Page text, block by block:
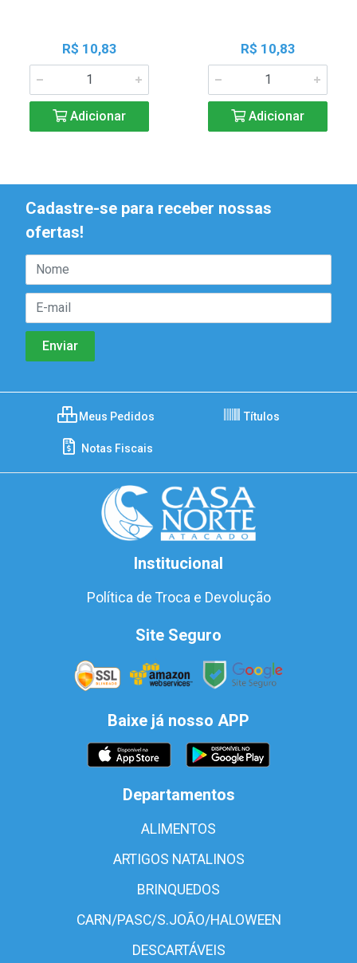
R$ 10,83
Adicionar
R$ 10,83
Adicionar
Cadastre-se para receber nossas
ofertas!
Meus Pedidos Títulos
Notas Fiscais
Institucional
Política de Troca e Devolução
Site Seguro
Baixe já nosso APP
Departamentos
ALIMENTOS
ARTIGOS NATALINOS
BRINQUEDOS
CARN/PASC/S.JOÃO/HALOWEEN
DESCARTÁVEIS